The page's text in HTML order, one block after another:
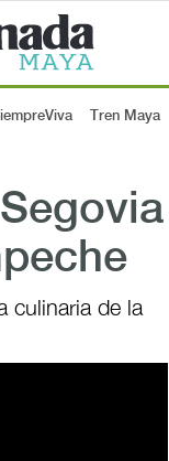
Tren Maya
culinaria de la